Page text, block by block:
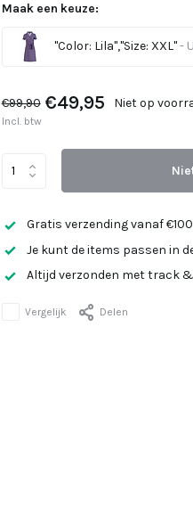
Maak een keuze:
"Color: Lila","Size: XXL"-
€99,90 €49,95 Niet op
Incl. btw
Gratis verzending vanaf
Je kunt de items passen in
Altijd verzonden met track
Vergelijk Delen